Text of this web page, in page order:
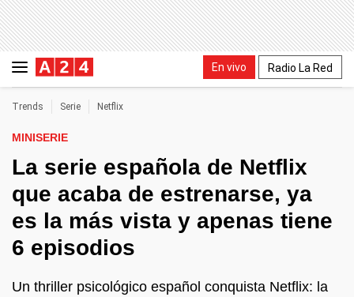
En vivo Radio La Red
Trends Serie Netflix
MINISERIE
La serie española de Netflix
que acaba de estrenarse, ya
es la más vista y apenas tiene
6 episodios
Un thriller psicológico español conquista Netflix: la